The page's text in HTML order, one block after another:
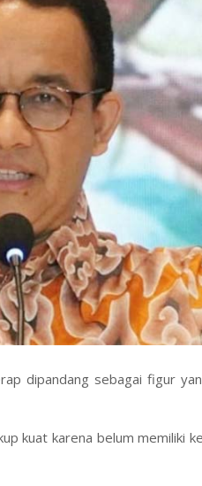
dipandang sebagai figur
kuat karena belum memiliki